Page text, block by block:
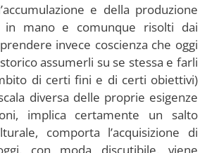
e della produzione
in mano e comunque risolti dai
invece coscienza che oggi
assumerli su se stessa e farli
di certi fini e di certi obiettivi)
diversa delle proprie esigenze
implica certamente un salto
comporta l’acquisizione di